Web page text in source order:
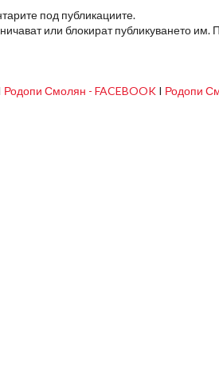
под публикациите.
или блокират публикуването им.
Родопи Смолян - FACEBOOK I Родопи